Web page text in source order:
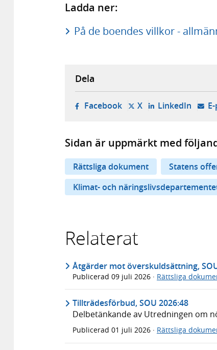
Ladda ner:
På de boendes villkor -
Dela
Facebook- öppnas i ny flik, extern
X- öppnas i ny flik,
LinkedIn-
Sidan är uppmärkt med
Rättsliga dokument
Statens
Klimat- och
Relaterat
Åtgärder mot överskuldsättning,
Publicerad 09 juli 2026 · Rättsliga
Tillträdesförbud, SOU 2026:48
Delbetänkande av Utredningen om
Publicerad 01 juli 2026 · Rättsliga